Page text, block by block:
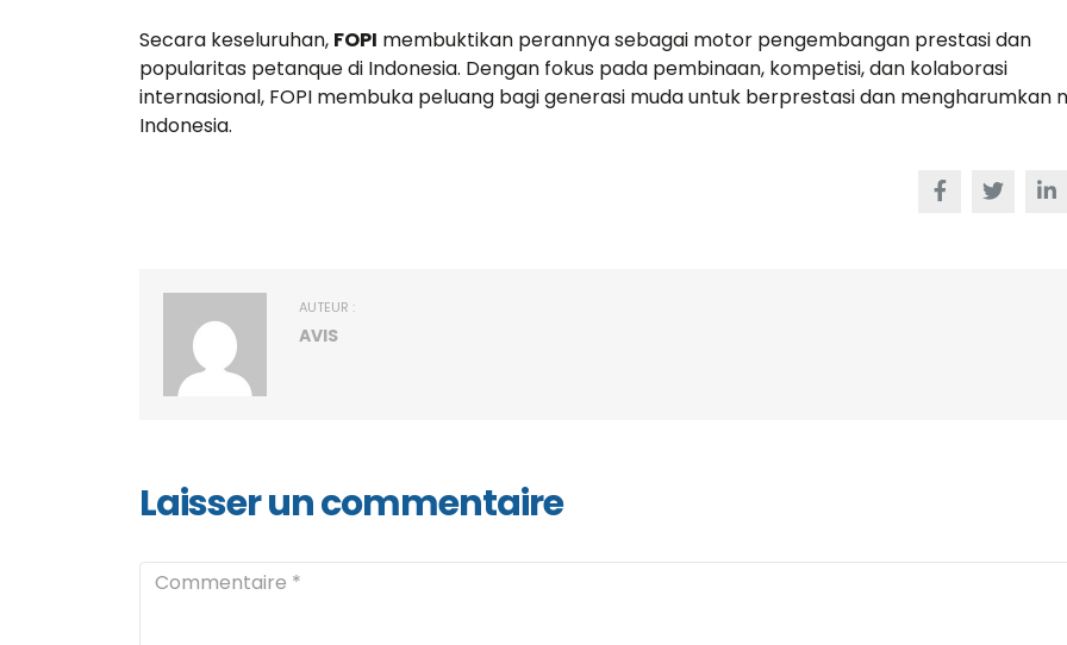
Secara keseluruhan, FOPI membuktikan perannya sebagai motor pengembangan prestasi dan
popularitas petanque di Indonesia. Dengan fokus pada pembinaan, kompetisi, dan kolaborasi
internasional, FOPI membuka peluang bagi generasi muda untuk berprestasi dan mengharumkan
Indonesia.
AUTEUR :
AVIS
Laisser un commentaire
firm in the U.S. and
worked in consulting
transparent and
perfection orien...